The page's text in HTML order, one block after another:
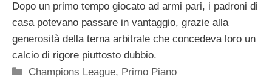
Dopo un primo tempo giocato ad armi pari, i padroni di
casa potevano passare in vantaggio, grazie alla
generosità della terna arbitrale che concedeva loro un
calcio di rigore piuttosto dubbio.
Categorie
Champions League, Primo Piano